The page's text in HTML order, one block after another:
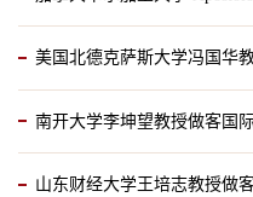
美国北德克萨斯大学冯国华
南开大学李坤望教授做客国
山东财经大学王培志教授做